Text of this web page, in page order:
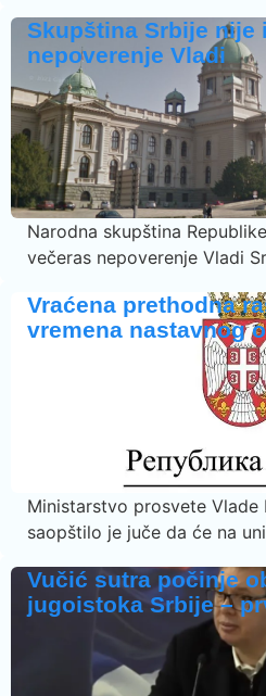
Skupština Srbije nije
nepoverenje Vladi
Narodna skupština
večeras nepoverenje Vladi
Vraćena prethodna
vremena nastavnog
Ministarstvo prosvete Vlade
saopštilo je juče da će na
Vučić sutra počinje
jugoistoka Srbije –